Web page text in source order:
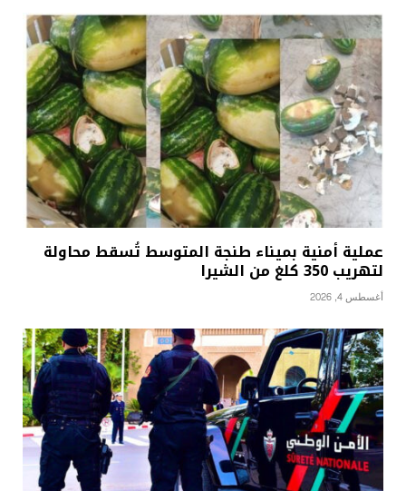
عملية أمنية بميناء طنجة المتوسط تُسقط محاولة
لتهريب 350 كلغ من الشيرا
أغسطس 4, 2026